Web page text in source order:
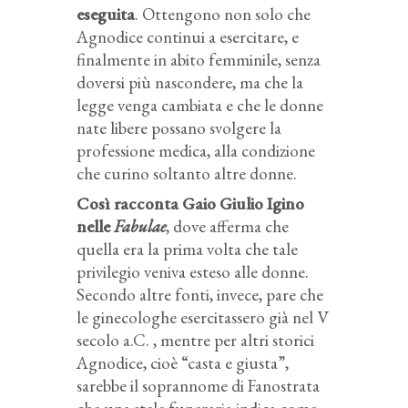
eseguita. Ottengono non solo che
Agnodice continui a esercitare, e
finalmente in abito femminile, senza
doversi più nascondere, ma che la
legge venga cambiata e che le donne
nate libere possano svolgere la
professione medica, alla condizione
che curino soltanto altre donne.
Così racconta Gaio Giulio Igino
nelleFabulae, dove afferma che
quella era la prima volta che tale
privilegio veniva esteso alle donne.
Secondo altre fonti, invece, pare che
le ginecologhe esercitassero già nel V
secolo a.C. , mentre per altri storici
Agnodice, cioè “casta e giusta”,
sarebbe il soprannome di Fanostrata